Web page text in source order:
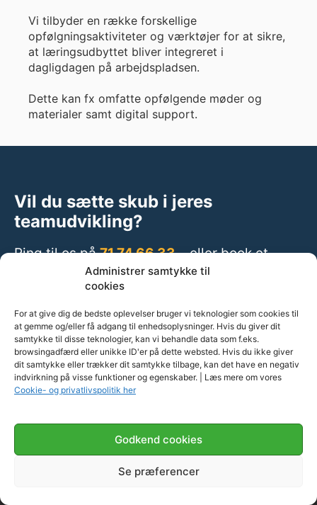
Administrer samtykke til
cookies
For at give dig de bedste oplevelser bruger vi teknologier som cookies til
at gemme og/eller få adgang til enhedsoplysninger. Hvis du giver dit
samtykke til disse teknologier, kan vi behandle data som f.eks.
browsingadfærd eller unikke ID'er på dette websted. Hvis du ikke giver
dit samtykke eller trækker dit samtykke tilbage, kan det have en negativ
indvirkning på visse funktioner og egenskaber. | Læs mere om vores
Cookie- og privatlivspolitik her
Godkend cookies
Se præferencer
Vi tilbyder en række forskellige
opfølgningsaktiviteter og værktøjer for at sikre,
at læringsudbyttet bliver integreret i
dagligdagen på arbejdspladsen.
Dette kan fx omfatte opfølgende møder og
materialer samt digital support.
Vil du sætte skub i jeres
teamudvikling?
Ring til os på71 74 66 33– eller book et
opkald fra os:
Book en uforpligtende samtale her